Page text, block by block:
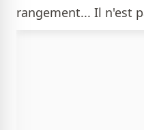
rangement... Il n'est